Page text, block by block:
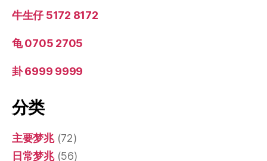
牛生仔 5172 8172
龟 0705 2705
卦 6999 9999
分类
主要梦兆(72)
日常梦兆(56)